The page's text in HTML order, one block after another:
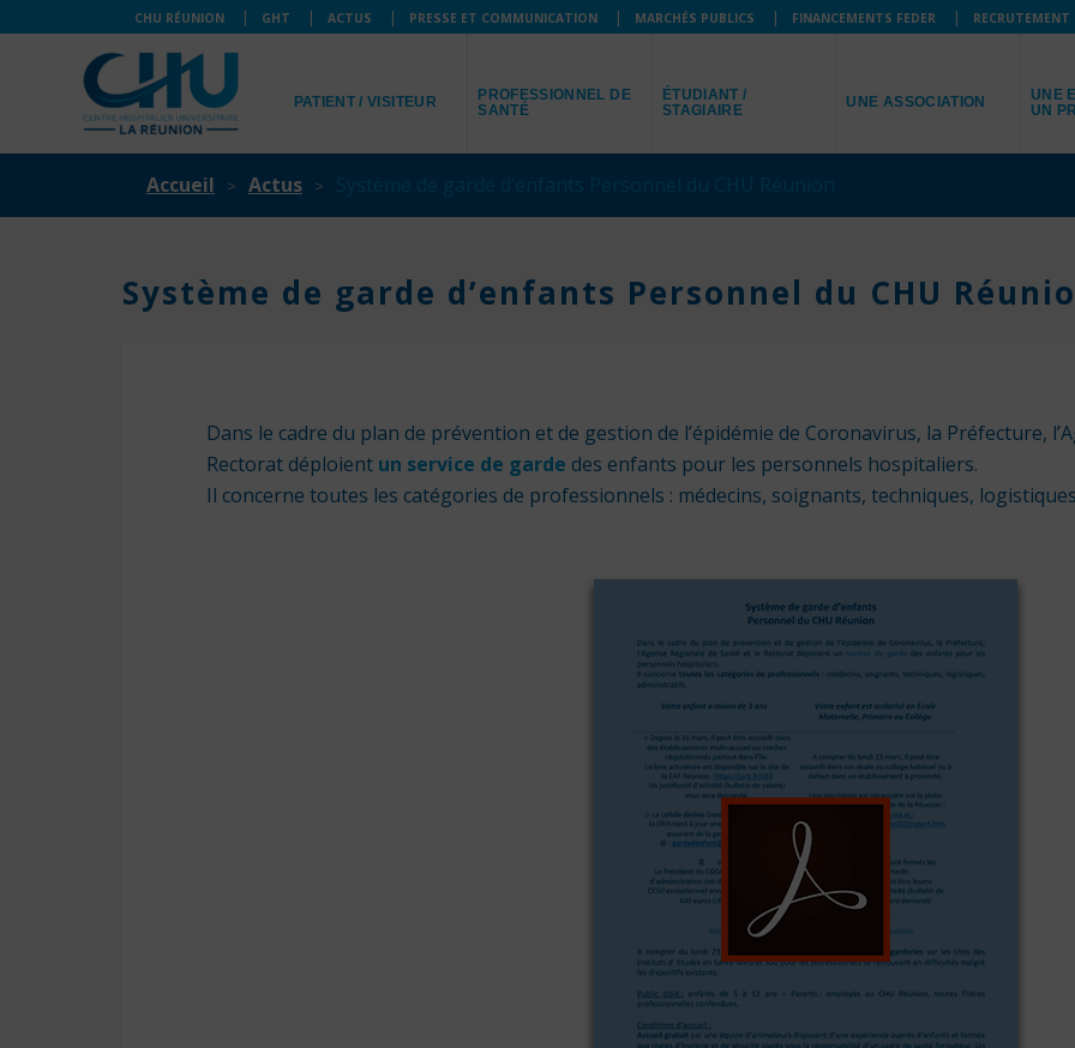
CHU RÉUNION GHT ACTUS PRESSE ET COMMUNICATION MARCHÉS PUBLICS FINANCEMENTS FEDER RECRUTEMENT
PATIENT / VISITEUR
PROFESSIONNEL DE
SANTÉ
ÉTUDIANT /
STAGIAIRE
UNE ASSOCIATION
UNE
UN
Accueil Actus
Système de garde d’enfants Personnel du CHU
Dans le cadre du plan de prévention et de gestion de l’épidémie de Coronavirus, la Préfecture,
Rectorat déploient un service de garde des enfants pour les personnels hospitaliers.
Il concerne toutes les catégories de professionnels : médecins, soignants, techniques,